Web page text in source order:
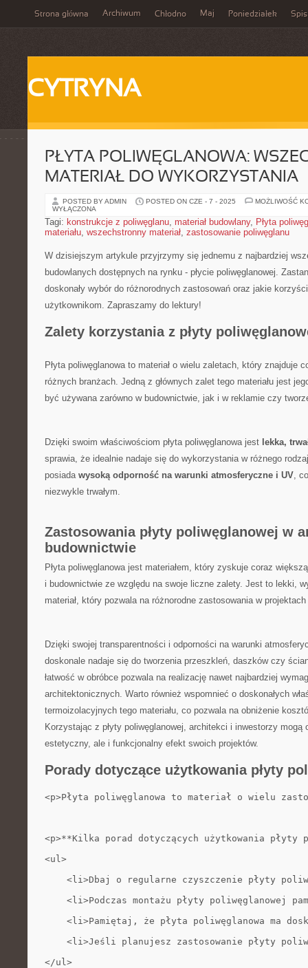
Strona główna Archiwum Chłodno Maj Poniedziałek Spis
CYTRYNA
PŁYTA POLIWĘGLANOWA:
MATERIAŁ DO WYKORZYSTANIA
POSTED BY ADMIN POSTED ON CZE - 7 - 2025
MOŻLIWOŚĆ
WYŁĄCZONA
Tagi: konstrukcje z poliwęglanu, materiał budowlany, Płyta
materiału, wszechstronny materiał, zastosowanie poliwęglanu
W dzisiejszym ‍artykule ⁢przyjrzymy się ​jednemu z najbardziej‍
budowlanych dostępnych na‍ rynku ​- płycie ‍poliwęglanowej.
doskonały wybór do różnorodnych zastosowań oraz jakie
użytkownikom.‍ Zapraszamy ​do lektury!
Zalety korzystania z płyty
Płyta poliwęglanowa to materiał ⁣o wielu zaletach, który znajduje
różnych‌ branżach. Jedną⁣ z głównych zalet tego ⁣materiału jest
być używana zarówno⁤ w budownictwie,⁣ jak i w ⁤reklamie czy
Dzięki ‍swoim ‍właściwościom płyta poliwęglanowa jest lekka,
sprawia, ​że ‌idealnie nadaje ​się do ‌wykorzystania w ⁣różnego
posiada wysoką odporność na warunki atmosferyczne i⁣ UV,
niezwykle trwałym.
Zastosowania ⁣płyty poliwęglanowej w
⁣budownictwie
Płyta poliwęglanowa jest materiałem, który​ zyskuje coraz​
i ‍budownictwie ze względu na swoje liczne zalety. Jest ‍to lekki,
materiał, ​który pozwala na różnorodne zastosowania ​w
Dzięki swojej ‍transparentności i odporności ⁢na warunki
doskonale nadaje się do tworzenia przeszkleń, daszków‌ czy
łatwość w obróbce pozwala na⁣ realizację ​nawet najbardziej⁣
architektonicznych. Warto również wspomnieć⁣ o doskonałych
‌termoizolacyjnych tego materiału, co⁣ pozwala na⁣ obniżenie
Korzystając z płyty​ poliwęglanowej, architekci‍ i ‌inwestorzy ‌mogą⁢
estetyczny, ale i funkcjonalny efekt swoich projektów.
Porady ‍dotyczące użytkowania płyty
<p>Płyta poliwęglanowa to materiał o wielu
<p>**Kilka porad dotyczących użytkowania płyty
<ul>
<li>Dbaj o regularne czyszczenie płyty
<li>Podczas montażu płyty poliwęglanowej
<li>Pamiętaj, że płyta poliwęglanowa ma
<li>Jeśli planujesz zastosowanie płyty
</ul>